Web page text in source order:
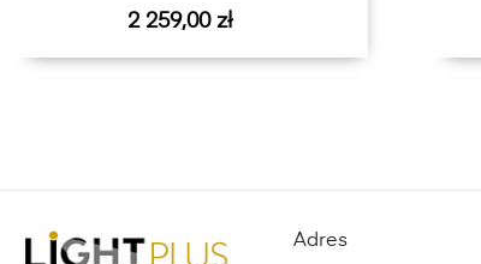
Cena
2 259,00 zł
Adres